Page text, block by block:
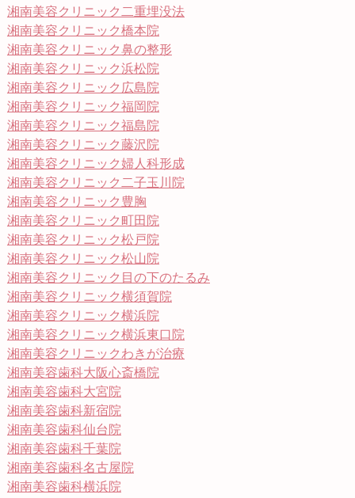
湘南美容クリニック二重埋没法
湘南美容クリニック橋本院
湘南美容クリニック鼻の整形
湘南美容クリニック浜松院
湘南美容クリニック広島院
湘南美容クリニック福岡院
湘南美容クリニック福島院
湘南美容クリニック藤沢院
湘南美容クリニック婦人科形成
湘南美容クリニック二子玉川院
湘南美容クリニック豊胸
湘南美容クリニック町田院
湘南美容クリニック松戸院
湘南美容クリニック松山院
湘南美容クリニック目の下のたるみ
湘南美容クリニック横須賀院
湘南美容クリニック横浜院
湘南美容クリニック横浜東口院
湘南美容クリニックわきが治療
湘南美容歯科大阪心斎橋院
湘南美容歯科大宮院
湘南美容歯科新宿院
湘南美容歯科仙台院
湘南美容歯科千葉院
湘南美容歯科名古屋院
湘南美容歯科横浜院